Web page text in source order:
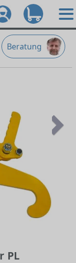
Beratung
PL